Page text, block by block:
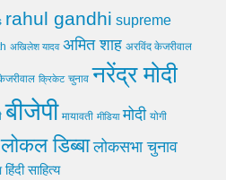
rahul gandhi supreme
अखिलेश यादव अमित शाह अरविंद केजरीवाल
क्रिकेट चुनाव नरेंद्र मोदी
बीजेपी मायावती मीडिया मोदी योगी
लोकल डिब्बा लोकसभा चुनाव
हिंदी साहित्य